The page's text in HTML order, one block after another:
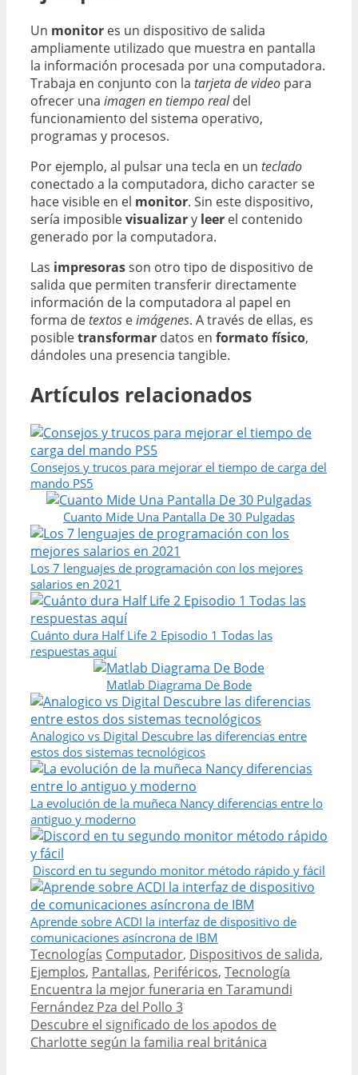
Un monitor es un dispositivo de salida
ampliamente utilizado que muestra en pantalla
la información procesada por una computadora.
Trabaja en conjunto con la tarjeta de video para
ofrecer una imagen en tiempo realdel
funcionamiento del sistema operativo,
programas y procesos.
Por ejemplo, al pulsar una tecla en un teclado
conectado a la computadora, dicho caracter se
hace visible en el monitor. Sin este dispositivo,
sería imposiblevisualizary leer el contenido
generado por la computadora.
Las impresorasson otro tipo de dispositivo de
salida que permiten transferir directamente
información de la computadora al papel en
forma detextos eimágenes. A través de ellas, es
posibletransformar datos en formato físico,
dándoles una presencia tangible.
Artículos relacionados
Consejos y trucos para mejorar el tiempo de carga del
mando PS5
Cuanto Mide Una Pantalla De 30 Pulgadas
Los 7 lenguajes de programación con los mejores
salarios en 2021
Cuánto dura Half Life 2 Episodio 1 Todas las
respuestas aquí
Matlab Diagrama De Bode
Analogico vs Digital Descubre las diferencias entre
estos dos sistemas tecnológicos
La evolución de la muñeca Nancy diferencias entre lo
antiguo y moderno
Discord en tu segundo monitor método rápido y fácil
Aprende sobre ACDI la interfaz de dispositivo de
comunicaciones asíncrona de IBM
Categories
Tecnologías Tags
Computador, Dispositivos de salida,
Ejemplos, Pantallas, Periféricos, Tecnología
Post
navigation
Encuentra la mejor funeraria en Taramundi
Fernández Pza del Pollo 3
Descubre el significado de los apodos de
Charlotte según la familia real británica